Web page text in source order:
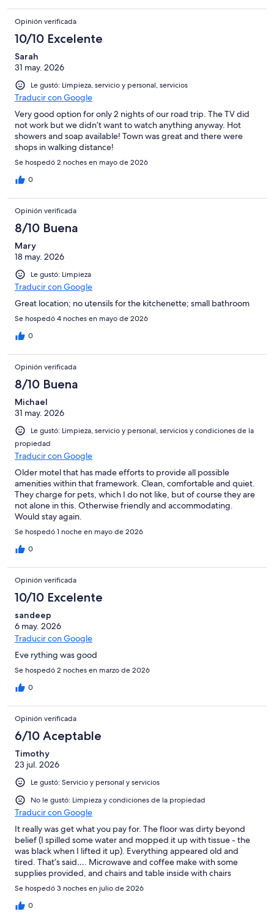
Opinión verificada
10/10 Excelente
Sarah
31 may. 2026
Le gustó: Limpieza, servicio y personal, servicios
Traducir con Google
Very good option for only 2 nights of our road trip. The TV did
not work but we didn’t want to watch anything anyway. Hot
showers and soap available! Town was great and there were
shops in walking distance!
Se hospedó 2 noches en mayo de 2026
0
Opinión verificada
8/10 Buena
Mary
18 may. 2026
Le gustó: Limpieza
Traducir con Google
Great location; no utensils for the kitchenette; small bathroom
Se hospedó 4 noches en mayo de 2026
0
Opinión verificada
8/10 Buena
Michael
31 may. 2026
Le gustó: Limpieza, servicio y personal, servicios y condiciones de la
propiedad
Traducir con Google
Older motel that has made efforts to provide all possible
amenities within that framework. Clean, comfortable and quiet.
They charge for pets, which I do not like, but of course they are
not alone in this. Otherwise friendly and accommodating.
Would stay again.
Se hospedó 1 noche en mayo de 2026
0
Opinión verificada
10/10 Excelente
sandeep
6 may. 2026
Traducir con Google
Eve rything was good
Se hospedó 2 noches en marzo de 2026
0
Opinión verificada
6/10 Aceptable
Timothy
23 jul. 2026
Le gustó: Servicio y personal y servicios
No le gustó: Limpieza y condiciones de la propiedad
Traducir con Google
It really was get what you pay for. The floor was dirty beyond
belief (I spilled some water and mopped it up with tissue - the
was black when I lifted it up). Everything appeared old and
tired. That’s said…. Microwave and coffee make with some
supplies provided, and chairs and table inside with chairs
outside should you want to use them. The aircon works just fine.
The lady who checked us in was lovely. It’s clear that some work
is ongoing in the motel as workmen were there at some point.
Se hospedó 3 noches en julio de 2026
0